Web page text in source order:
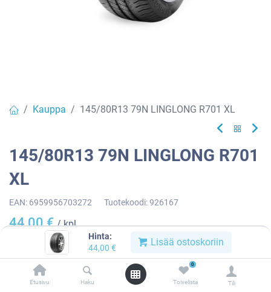
Hinta:
44,00 € Lisää ostoskoriin
Etusivu Haku
0
Toivelista Tili
Kauppa 145/80R13 79N LINGLONG R701 XL
145/80R13 79N LINGLONG R701
XL
EAN: 6959956703272 Tuotekoodi:926167
44,00€ / kpl
Toimittajilla (kotimaa):Saatavilla
Toimitusaika: 3 arkipäivää